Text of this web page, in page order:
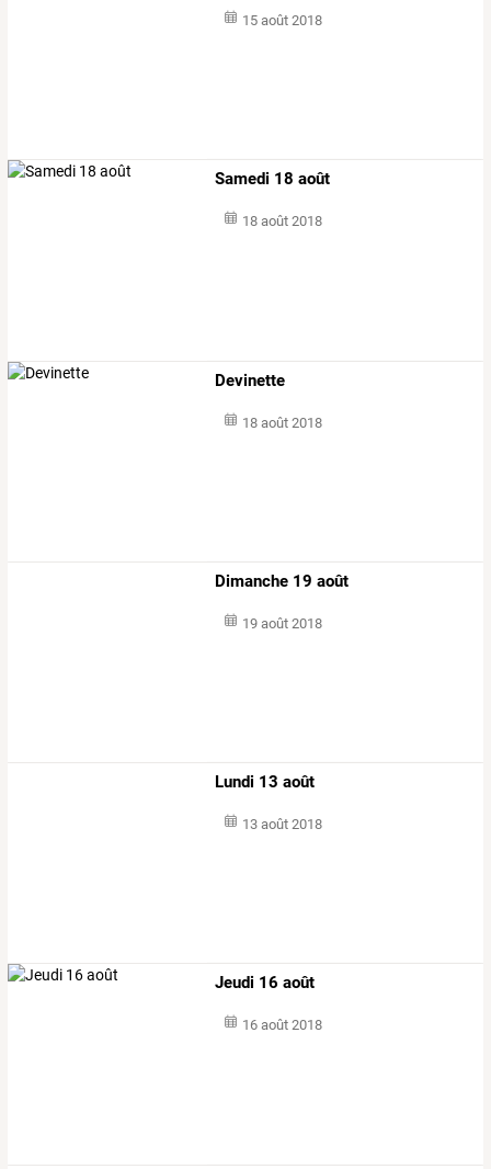
15 août 2018
Samedi 18 août
18 août 2018
Devinette
18 août 2018
Dimanche 19 août
19 août 2018
Lundi 13 août
13 août 2018
Jeudi 16 août
16 août 2018